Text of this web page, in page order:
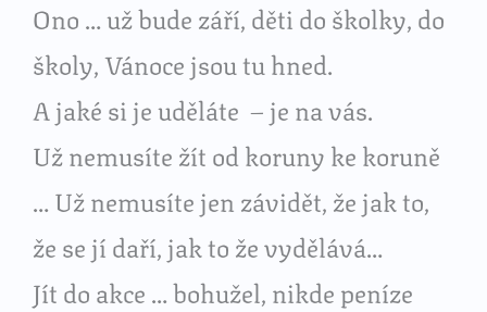
Ono … už bude září, děti do školky, do
školy, Vánoce jsou tu hned.
A jaké si je uděláte – je na vás.
Už nemusíte žít od koruny ke koruně
… Už nemusíte jen závidět, že jak to,
že se jí daří, jak to že vydělává…
Jít do akce … bohužel, nikde peníze